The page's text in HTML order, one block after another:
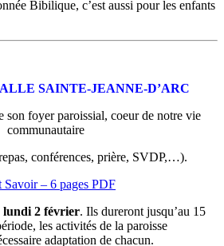
Bibilique, c’est aussi pour les enfants
SAINTE-JEANNE-D’ARC
son foyer paroissial, coeur de notre vie
communautaire
conférences, prière, SVDP,…).
Savoir – 6 pages PDF
lundi 2 février. Ils dureront jusqu’au 15
les activités de la paroisse
adaptation de chacun.